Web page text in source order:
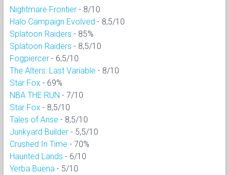
Nightmare Frontier - 8/10
Halo Campaign Evolved - 8,5/10
Splatoon Raiders - 85%
Splatoon Raiders - 8,5/10
Fogpiercer - 6,5/10
The Alters: Last Variable - 8/10
Star Fox - 69%
NBA THE RUN - 7/10
Star Fox - 8,5/10
Tales of Arise - 8,5/10
Junkyard Builder - 5,5/10
Crushed In Time - 70%
Haunted Lands - 6/10
Yerba Buena - 5/10